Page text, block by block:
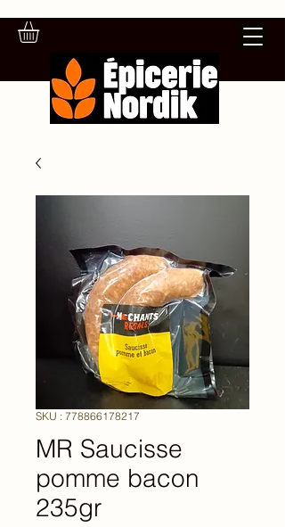
SKU : 778866178217
MR Saucisse
pomme bacon
235gr